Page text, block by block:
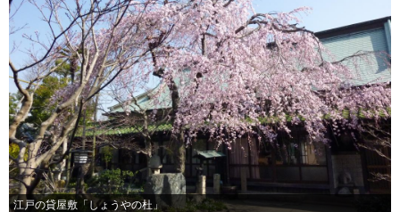
江戸の貸屋敷「しょうやの杜」